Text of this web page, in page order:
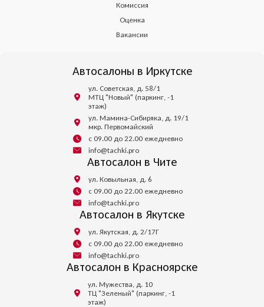
Комиссия
Оценка
Вакансии
Автосалоны в Иркутске
ул. Советская, д. 58/1
МТЦ "Новый" (паркинг, -1
этаж)
ул. Мамина-Сибиряка, д. 19/1
мкр. Первомайский
с 09.00 до 22.00 ежедневно
info@tachki.pro
Автосалон в Чите
ул. Ковыльная, д. 6
с 09.00 до 22.00 ежедневно
info@tachki.pro
Автосалон в Якутске
ул. Якутская, д. 2/17Г
с 09.00 до 22.00 ежедневно
info@tachki.pro
Автосалон в Красноярске
ул. Мужества, д. 10
ТЦ "Зеленый" (паркинг, -1
этаж)